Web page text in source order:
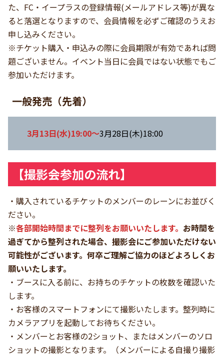
た、FC・イープラスの登録情報(メールアドレス等)が異な
ると落選となりますので、会員情報を必ずご確認のうえお
申し込みください。
※チケット購入・申込みの際に会員期限が有効であれば問
題ございません。イベント当日に会員ではない状態でもご
参加いただけます。
一般発売（先着）
3月13日(水)19:00～3月28日(木)18:00
【撮影会参加の流れ】
・購入されているチケットのメンバーのレーンにお並びく
ださい。
※各部開始時間までに整列をお願いいたします。 お時間を
過ぎてから整列された場合、撮影会にご参加いただけない
可能性がございます。何卒ご理解ご協力のほどよろしくお
願いいたします。
・ブースに入る前に、お持ちのチケットの枚数を確認いた
します。
・お客様のスマートフォンにて撮影いたします。整列時に
カメラアプリを起動してお待ちください。
・メンバーとお客様の2ショット、またはメンバーのソロ
ショットの撮影となります。（メンバーによる自撮り撮影